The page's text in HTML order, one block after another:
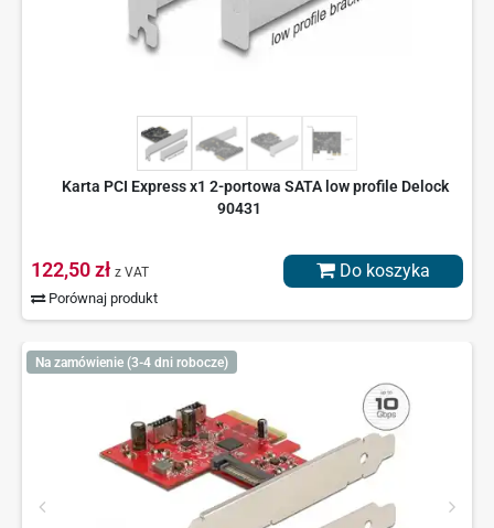
Karta PCI Express x1 2-portowa SATA low profile Delock
90431
122,50 zł z VAT
Porównaj produkt
Do koszyka
Na zamówienie (3-4 dni robocze)